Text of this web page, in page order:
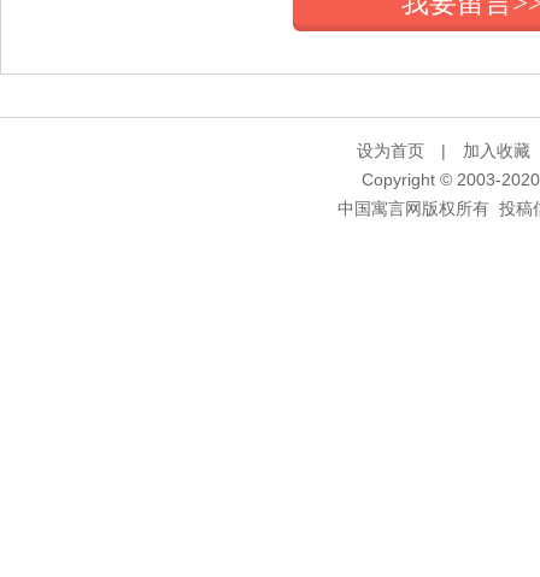
设为首页 | 加入收藏
Copyright © 2003-
中国寓言网版权所有 投